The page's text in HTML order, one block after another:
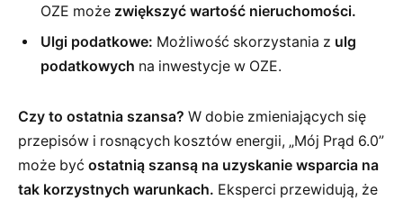
OZE może zwiększyć wartość nieruchomości.
Ulgi podatkowe: Możliwość skorzystania z ulg
podatkowych na inwestycje w OZE.
Czy to ostatnia szansa? W dobie zmieniających się
przepisów i rosnących kosztów energii, „Mój Prąd 6.0”
może być ostatnią szansą na uzyskanie wsparcia na
tak korzystnych warunkach. Eksperci przewidują, że